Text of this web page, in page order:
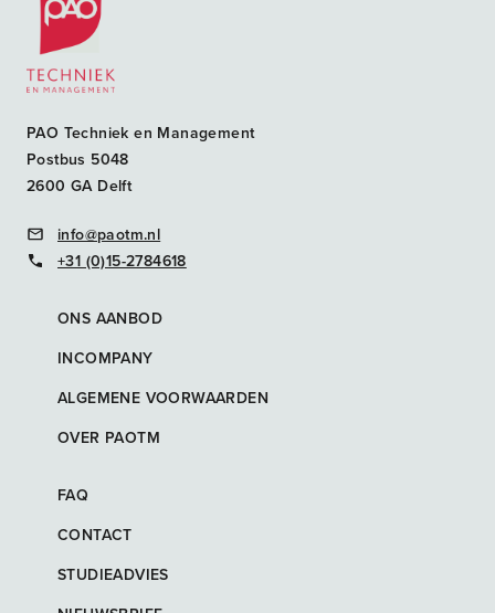
PAO Techniek en Management
Postbus 5048
2600 GA Delft
info@paotm.nl
+31 (0)15-2784618
ONS AANBOD
INCOMPANY
ALGEMENE VOORWAARDEN
OVER PAOTM
FAQ
CONTACT
STUDIEADVIES